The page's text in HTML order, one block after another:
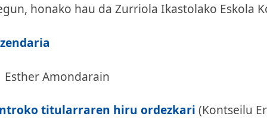
honako hau da Zurriola Ikastolako Eskola
Esther Amondarain
titularraren hiru ordezkari (Kontseilu